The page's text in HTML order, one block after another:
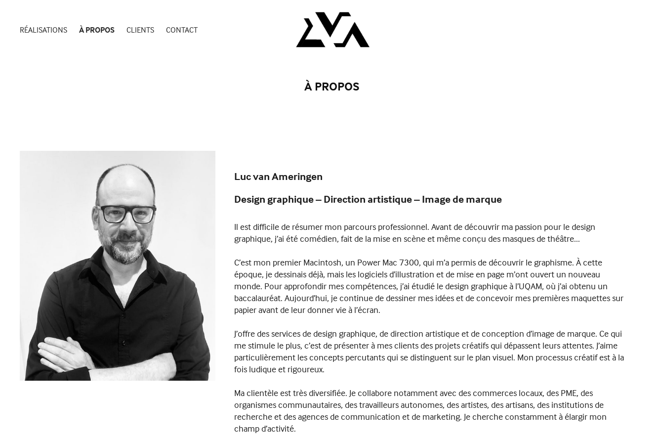
RÉALISATIONS À PROPOS CLIENTS CONTACT
À PROPOS
Luc van Ameringen
Design graphique – Direction artistique – Image de marque
Il est difficile de résumer mon parcours professionnel. Avant de découvrir ma passion pour le design
graphique, j’ai été comédien, fait de la mise en scène et même conçu des masques de théâtre...
C’est mon premier Macintosh, un Power Mac 7300, qui m’a permis de découvrir le graphisme. À cette
époque, je dessinais déjà, mais les logiciels d’illustration et de mise en page m’ont ouvert un nouveau
monde. Pour approfondir mes compétences, j’ai étudié le design graphique à l’UQAM, où j’ai obtenu un
baccalauréat. Aujourd’hui, je continue de dessiner mes idées et de concevoir mes premières maquettes sur
papier avant de leur donner vie à l’écran.
J’offre des services de design graphique, de direction artistique et de conception d’image de marque. Ce qui
me stimule le plus, c’est de présenter à mes clients des projets créatifs qui dépassent leurs attentes. J’aime
particulièrement les concepts percutants qui se distinguent sur le plan visuel. Mon processus créatif est à la
fois ludique et rigoureux.
Ma clientèle est très diversifiée. Je collabore notamment avec des commerces locaux, des PME, des
organismes communautaires, des travailleurs autonomes, des artistes, des artisans, des institutions de
recherche et des agences de communication et de marketing. Je cherche constamment à élargir mon
champ d’activité.